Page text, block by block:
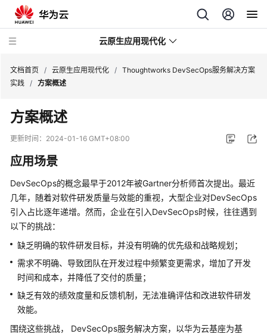
云原生应用现代化
为
云
字
产
管
理
基
于
CCI
的
CCE
容
集
文档首页 / 云原生应用现代化 / Thoughtworks DevSecOps服务解决方案
实践 / 方案概述
方案概述
更新时间： 2024-01-16 GMT+08:00
应用场景
DevSecOps的概念最早于2012年被Gartner分析师首次提出。最近
几年，随着对软件研发质量与效能的重视，大型企业对DevSecOps
引入占比逐年递增。然而，企业在引入DevSecOps时候，往往遇到
以下的挑战：
缺乏明确的软件研发目标，并没有明确的优先级和战略规划；
需求不明确、导致团队在开发过程中频繁变更需求，增加了开发
时间和成本，并降低了交付的质量；
缺乏有效的绩效度量和反馈机制，无法准确评估和改进软件研发
效能。
围绕这些挑战， DevSecOps服务解决方案，以华为云基座为基